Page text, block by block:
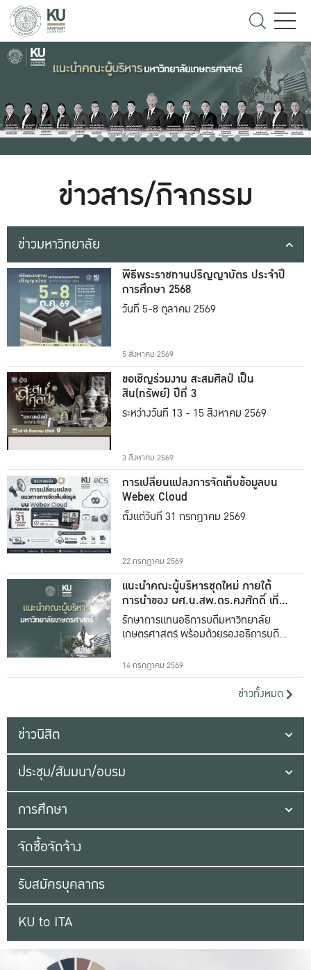
ข่าวสาร/กิจกรรม
ข่าวมหาวิทยาลัย
พิธีพระราชทานปริญญาบัตร ประจำปี
การศึกษา 2568
วันที่ 5-8 ตุลาคม 2569
5 สิงหาคม 2569
ขอเชิญร่วมงาน สะสมศิลป์ เป็น
สิน(ทรัพย์) ปีที่ 3
ระหว่างวันที่ 13 - 15 สิงหาคม 2569
3 สิงหาคม 2569
การเปลี่ยนแปลงการจัดเก็บข้อมูลบน
Webex Cloud
ตั้งแต่วันที่ 31 กรกฎาคม 2569
22 กรกฎาคม 2569
แนะนำคณะผู้บริหารชุดใหม่ ภายใต้
การนำของ ผศ.น.สพ.ดร.คงศักดิ์ เที่ยง
ธรรม
รักษาการแทนอธิการบดีมหาวิทยาลัย
เกษตรศาสตร์ พร้อมด้วยรองอธิการบดีทั้ง
14 กรกฎาคม 2569
ข่าวทั้งหมด
ข่าวนิสิต
ประชุม/สัมมนา/อบรม
การศึกษา
จัดซื้อจัดจ้าง
รับสมัครบุคลากร
KU to ITA